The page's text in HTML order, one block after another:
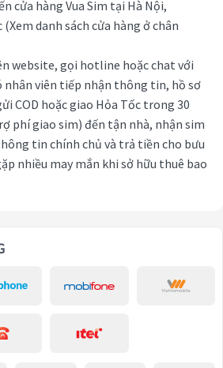
cửa hàng Vua Sim tại Hà Nội,
danh sách cửa hàng ở chân
website, gọi hotline hoặc chat với
nhân viên tiếp nhận thông tin, hồ sơ
COD hoặc giao Hỏa Tốc trong 30
phí giao sim) đến tận nhà, nhận sim
tin chính chủ và trả tiền cho bưu
nhiều may mắn khi sở hữu thuê bao